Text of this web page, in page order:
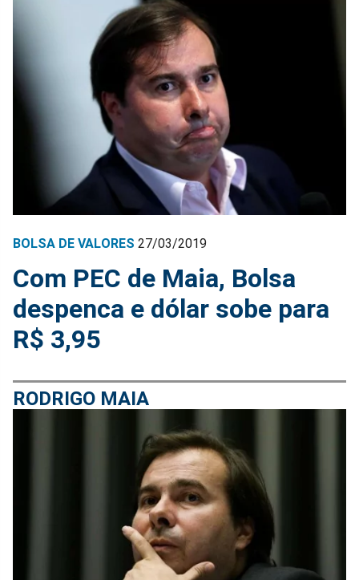
BOLSA DE VALORES 27/03/2019
Com PEC de Maia, Bolsa
despenca e dólar sobe para
R$ 3,95
RODRIGO MAIA